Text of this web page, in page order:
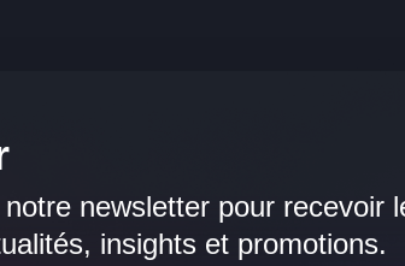
newsletter pour recevoir
insights et promotions.